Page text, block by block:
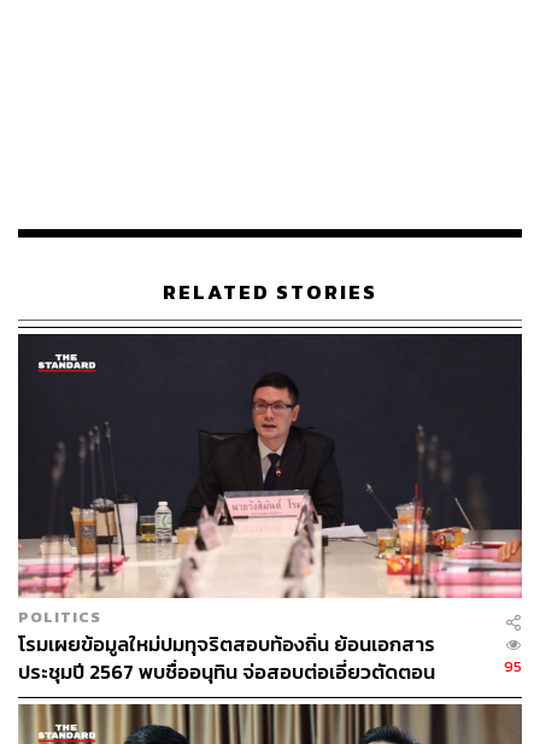
ตัวอย่างบัตรเลือกตั้ง 2569
RELATED STORIES
POLITICS
โรมเผยข้อมูลใหม่ปมทุจริตสอบท้องถิ่น ย้อนเอกสาร
ประชุมปี 2567 พบชื่ออนุทิน จ่อสอบต่อเอี่ยวตัดตอน
ม.บูรพา หรือไม่
95